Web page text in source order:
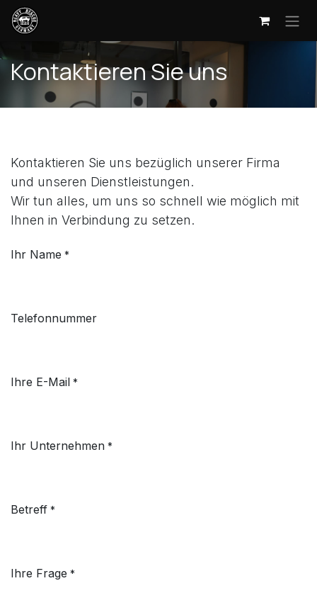
Zum Inhalt springen
Kontaktieren Sie uns
Kontaktieren Sie uns bezüglich unserer Firma
und unseren Dienstleistungen.
Wir tun alles, um uns so schnell wie möglich mit
Ihnen in Verbindung zu setzen.
Ihr Name *
Telefonnummer
Ihre E-Mail *
Ihr Unternehmen *
Betreff *
Ihre Frage *